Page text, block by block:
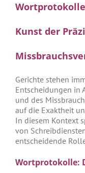
Kunst der
Gerichte stehen
Entscheidungen in
und des
auf die Exaktheit
In diesem Kontext
von
entscheidende
Wortprotokolle: